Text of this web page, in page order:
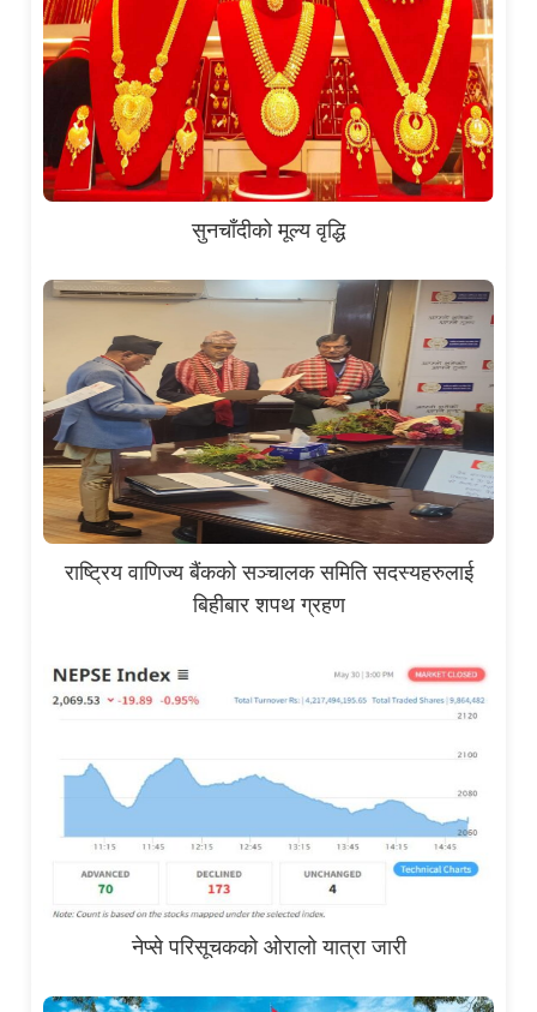
सुनचाँदीको मूल्य वृद्धि
राष्ट्रिय वाणिज्य बैंकको सञ्चालक समिति सदस्यहरुलाई
बिहीबार शपथ ग्रहण
नेप्से परिसूचकको ओरालो यात्रा जारी